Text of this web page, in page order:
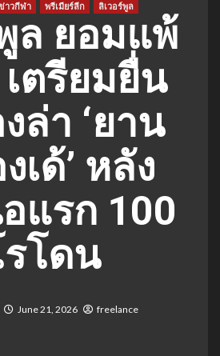
าวกีฬา พรีเมียร์ลีก ลิเวอร์พูล
ล ยอมแพ้
ตรียมยื่น
ล่า ‘ยาน
เด้’ หลัง
แรก 100
โดน
June 21, 2026 freelance